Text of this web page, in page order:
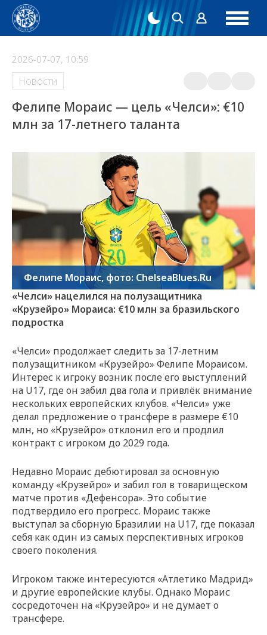
2026-07-07, 10:59
Новости
Фелипе Мораис — цель «Челси»: €10
млн за 17-летнего таланта
Фелипе Мораис, фото: ChelseaBlues.Ru
«Челси» нацелился на полузащитника
«Крузейро» Мораиса: €10 млн за бразильского
подростка
«Челси» продолжает следить за 17-летним
полузащитником «Крузейро» Фелипе Мораисом.
Интерес к игроку возник после его выступлений
на U17, где он забил два гола и привлёк внимание
нескольких европейских клубов. «Челси» уже
делал предложение о трансфере в размере €10
млн, но «Крузейро» отклонил его и продлил
контракт с игроком до 2029 года.
Недавно Мораис дебютировал за основную
команду «Крузейро» и забил гол в товарищеском
матче против «Дефенсора». Это событие
подтвердило его прогресс. Мораис также
выступал за сборную Бразилии на U17, где показал
себя как один из самых перспективных игроков
своего поколения.
Игроком также интересуются «Атлетико Мадрид»
и другие европейские клубы. Однако Мораис
сосредоточен на «Крузейро» и не думает о
трансфере.